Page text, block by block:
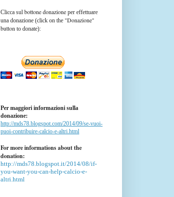
Clicca sul bottone donazione per effettuare
una donazione (click on the "Donazione"
button to donate):
Per maggiori informazioni sulla
donazione:
http://mds78.blogspot.com/2014/09/se-vuoi-
puoi-contribuire-calcio-e-altri.html
For more informations about the
donation:
http://mds78.blogspot.it/2014/08/if-
you-want-you-can-help-calcio-e-
altri.html